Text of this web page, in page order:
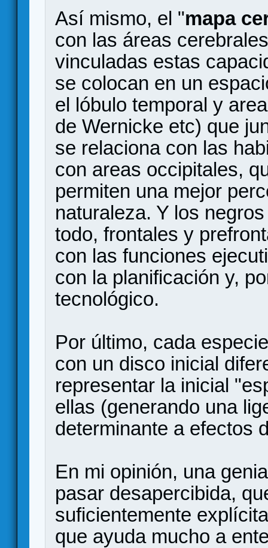
Así mismo, el "mapa
con las áreas
vinculadas estas
se colocan en un
el lóbulo temporal y
de Wernicke etc) que
se relaciona con las
con areas occipitales,
permiten una mejor
naturaleza. Y los
todo, frontales y
con las funciones
con la planificación y,
tecnológico.
Por último, cada
con un disco inicial
representar la inicial
ellas (generando una
determinante a efectos
En mi opinión, una
pasar desapercibida,
suficientemente
que ayuda mucho a